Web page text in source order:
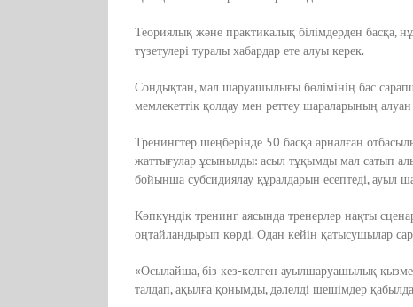
Теориялық және практикалық білімдерден басқа,
түзетулері туралы хабардар ете алуы керек.
Сондықтан, мал шаруашылығы бөлімінің бас
мемлекеттік қолдау мен реттеу шараларының алуан
Тренингтер шеңберінде 50 басқа арналған
жаттығулар ұсынылды: асыл тұқымды мал сатып
бойынша субсидиялау құралдарын есептеді, ауыл
Көпкүндік тренинг аясында тренерлер нақты
оңтайландырып көрді. Одан кейін қатысушылар
«Осылайша, біз кез-келген ауылшаруашылық
талдап, ақылға қонымды, дәлелді шешімдер